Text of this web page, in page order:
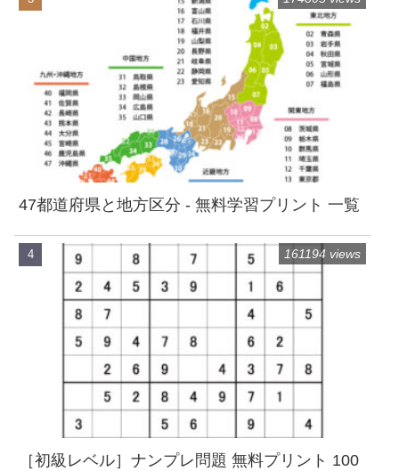
47都道府県と地方区分 - 無料学習プリント 一覧
［初級レベル］ナンプレ問題 無料プリント 100
161194 views